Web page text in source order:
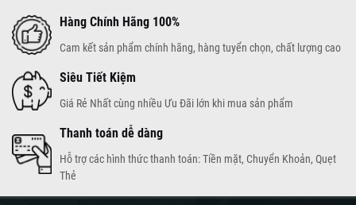
Hàng Chính Hãng 100%
Cam kết sản phẩm chính hãng, hàng tuyển chọn, chất lượng cao
Siêu Tiết Kiệm
Giá Rẻ Nhất cùng nhiều Ưu Đãi lớn khi mua sản phẩm
Thanh toán dễ dàng
Hỗ trợ các hình thức thanh toán: Tiền mặt, Chuyển Khoản, Quẹt
Thẻ